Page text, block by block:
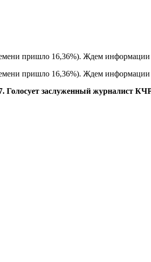
пришло 16,36%). Ждем информации
пришло 16,36%). Ждем информации
заслуженный журналист